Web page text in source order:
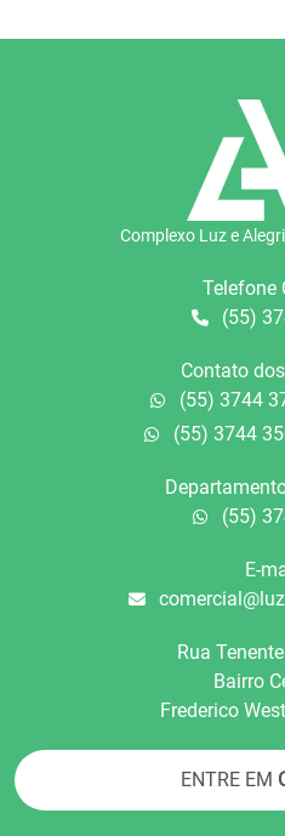
Complexo Luz e
Telefone
(55)
Contato
(55) 3744
(55) 3744
(55)
E-
Rua
Bairro
Frederico
ENTRE EM